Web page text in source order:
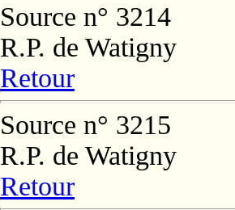
Source n° 3214
R.P. de Watigny
Retour
Source n° 3215
R.P. de Watigny
Retour